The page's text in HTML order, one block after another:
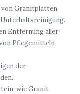
von Granitplatten
Entfernung aller
Pflegemitteln
der
wie Granit